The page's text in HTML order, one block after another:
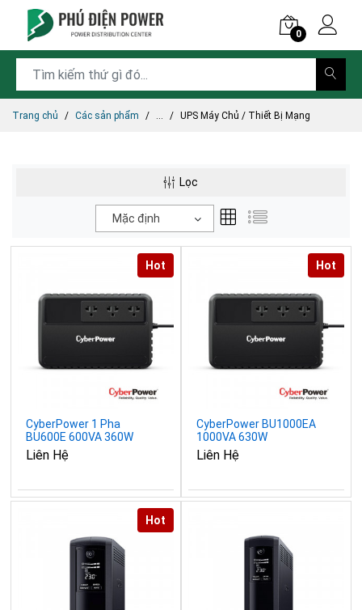
0
Trang chủ Các sản phẩm ... UPS Máy Chủ / Thiết Bị Mạng
Lọc
Mặc định
Hot
CyberPower 1 Pha
BU600E 600VA 360W
Liên Hệ
Hot
CyberPower BU1000EA
1000VA 630W
Liên Hệ
Hot